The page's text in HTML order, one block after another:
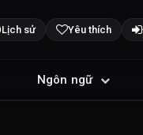
Lịch sử Yêu thích
Ngôn ngữ